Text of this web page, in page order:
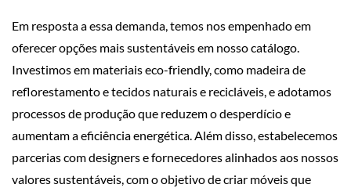
Em resposta a essa demanda, temos nos empenhado em
oferecer opções mais sustentáveis em nosso catálogo.
Investimos em materiais eco-friendly, como madeira de
reflorestamento e tecidos naturais e recicláveis, e adotamos
processos de produção que reduzem o desperdício e
aumentam a eficiência energética. Além disso, estabelecemos
parcerias com designers e fornecedores alinhados aos nossos
valores sustentáveis, com o objetivo de criar móveis que